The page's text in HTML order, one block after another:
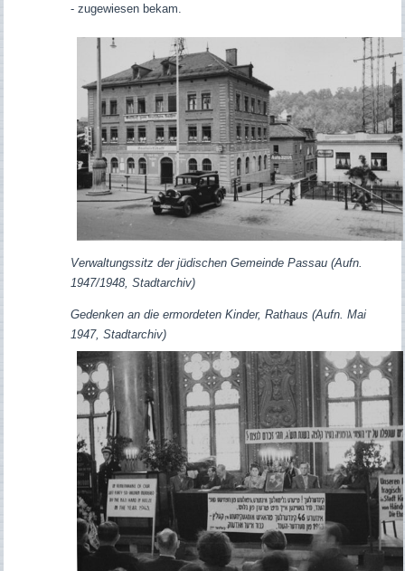
- zugewiesen bekam.
Verwaltungssitz der jüdischen Gemeinde Passau (Aufn.
1947/1948, Stadtarchiv)
Gedenken an die ermordeten Kinder, Rathaus (Aufn. Mai
1947, Stadtarchiv)